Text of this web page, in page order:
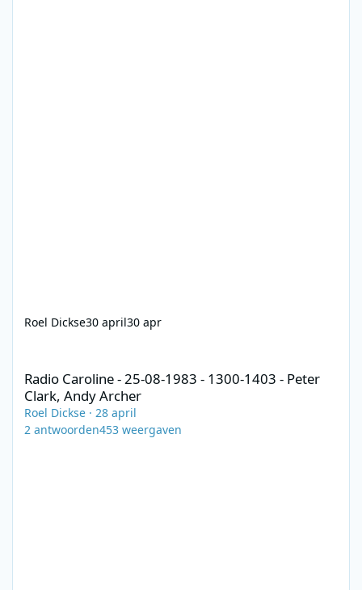
Roel Dickse30 april30 apr
Radio Caroline - 25-08-1983 - 1300-1403 - Peter
Clark, Andy Archer
Roel Dickse · 28 april
2 antwoorden453 weergaven